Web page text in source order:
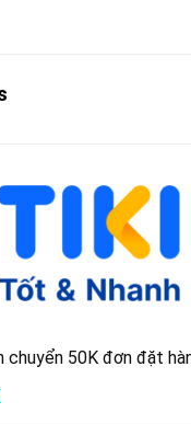
chuyển 50K đơn đặt